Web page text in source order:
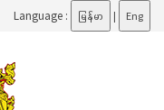
Language : မြန်မာ | Eng